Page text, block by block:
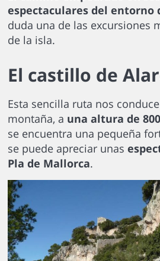
espectaculares del entorno
duda una de las excursiones
de la isla.
El castillo de
Esta sencilla ruta nos
montaña, a una altura de
se encuentra una pequeña
se puede apreciar unas
Pla de Mallorca.